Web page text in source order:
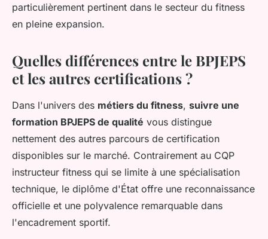
particulièrement pertinent dans le secteur du fitness
en pleine expansion.
Quelles différences entre le BPJEPS
et les autres certifications ?
Dans l'univers des métiers du fitness, suivre une
formation BPJEPS de qualité vous distingue
nettement des autres parcours de certification
disponibles sur le marché. Contrairement au CQP
instructeur fitness qui se limite à une spécialisation
technique, le diplôme d'État offre une reconnaissance
officielle et une polyvalence remarquable dans
l'encadrement sportif.